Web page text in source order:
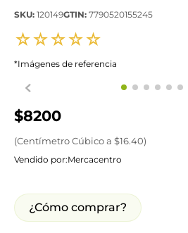
SKU: 120149GTIN: 7790520155245
☆☆☆☆☆
*Imágenes de referencia
$8200
(Centímetro Cúbicoa $16.40)
Vendido por:Mercacentro
¿Cómo comprar?